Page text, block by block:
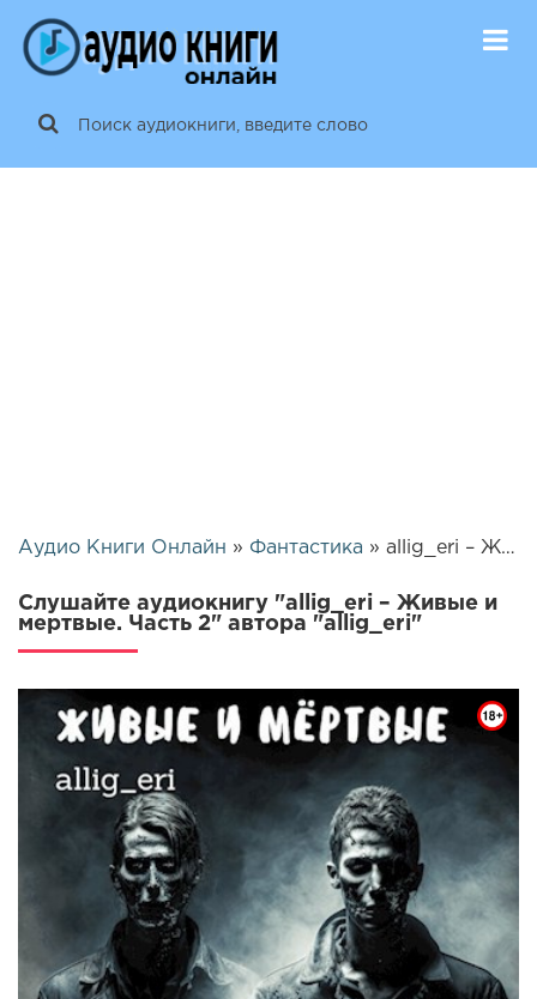
Аудио Книги Онлайн » Фантастика » allig_eri – Живые и мертвые. Часть 2 | 26335
Слушайте аудиокнигу "allig_eri – Живые и
мертвые. Часть 2" автора "allig_eri"